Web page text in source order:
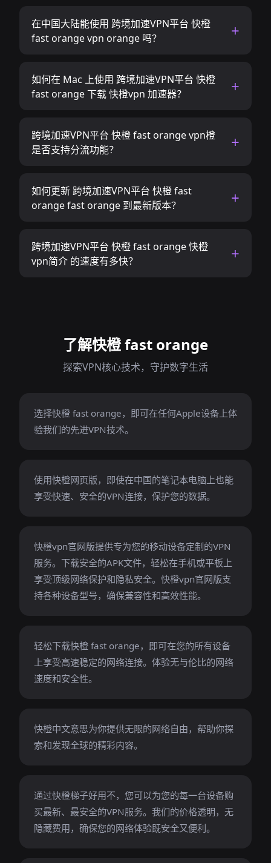
在中国大陆能使用 跨境加速VPN平台 快橙
fast orange vpn orange 吗？
如何在 Mac 上使用 跨境加速VPN平台 快橙
fast orange 下载 快橙vpn 加速器？
跨境加速VPN平台 快橙 fast orange vpn橙
是否支持分流功能？
如何更新 跨境加速VPN平台 快橙 fast
orange fast orange 到最新版本？
跨境加速VPN平台 快橙 fast orange 快橙
vpn简介 的速度有多快？
了解快橙 fast orange
探索VPN核心技术，守护数字生活
选择快橙 fast orange，即可在任何Apple设备上体
验我们的先进VPN技术。
使用快橙网页版，即使在中国的笔记本电脑上也能
享受快速、安全的VPN连接，保护您的数据。
快橙vpn官网版提供专为您的移动设备定制的VPN
服务。下载安全的APK文件，轻松在手机或平板上
享受顶级网络保护和隐私安全。快橙vpn官网版支
持各种设备型号，确保兼容性和高效性能。
轻松下载快橙 fast orange，即可在您的所有设备
上享受高速稳定的网络连接。体验无与伦比的网络
速度和安全性。
快橙中文意思为你提供无限的网络自由，帮助你探
索和发现全球的精彩内容。
通过快橙梯子好用不，您可以为您的每一台设备购
买最新、最安全的VPN服务。我们的价格透明，无
隐藏费用，确保您的网络体验既安全又便利。